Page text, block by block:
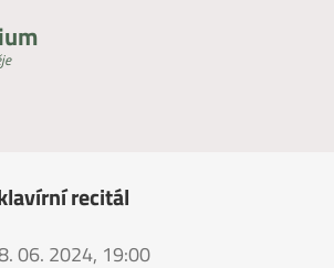
recitál
06. 2024, 19:00